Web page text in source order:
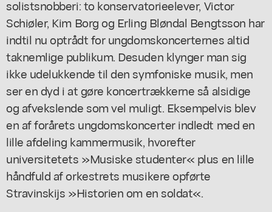
solistsnobberi: to konservatorieelever, Victor
Schiøler, Kim Borg og Erling Bløndal Bengtsson har
indtil nu optrådt for ungdomskoncerternes altid
taknemlige publikum. Desuden klynger man sig
ikke udelukkende til den symfoniske musik, men
ser en dyd i at gøre koncertrækkerne så alsidige
og afvekslende som vel muligt. Eksempelvis blev
en af forårets ungdomskoncerter indledt med en
lille afdeling kammermusik, hvorefter
universitetets »Musiske studenter« plus en lille
håndfuld af orkestrets musikere opførte
Stravinskijs »Historien om en soldat«.